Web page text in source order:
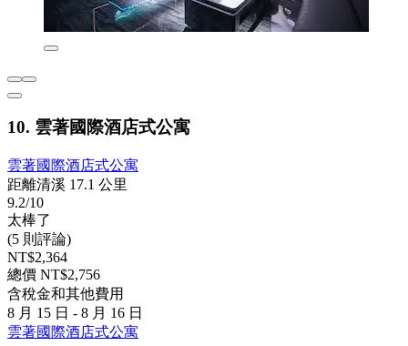
10. 雲著國際酒店式公寓
雲著國際酒店式公寓
距離清溪 17.1 公里
9.2/10
太棒了
(5 則評論)
NT$2,364
總價 NT$2,756
含稅金和其他費用
8 月 15 日 - 8 月 16 日
雲著國際酒店式公寓